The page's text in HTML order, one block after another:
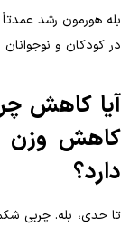
بله هورمون رشد
در کودکان و
آیا کاهش
کاهش وزن
دارد؟
تا حدی، بله. چربی